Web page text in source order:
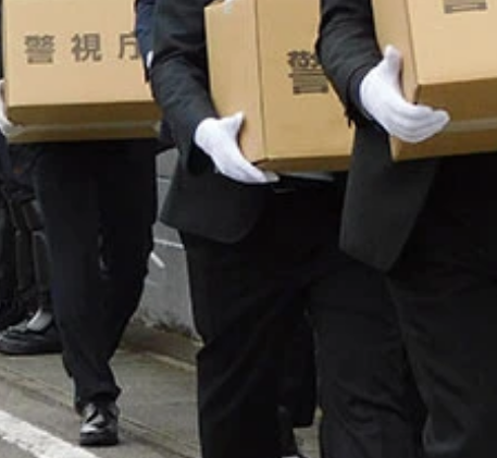
「後処理」はかつてなく難しくなってきているという
した動画がSNSで拡散された